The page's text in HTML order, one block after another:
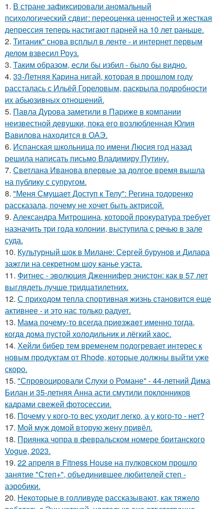
1. В стране зафиксировали аномальный
психологический сдвиг: переоценка ценностей и жесткая
депрессия теперь настигают парней на 10 лет раньше.
2. Титаник" снова всплыл в ленте - и интернет первым
делом взвесил Роуз.
3. Таким образом, если бы избил - было бы видно.
4. 33-Летняя Карина нигай, которая в прошлом году
рассталась с Ильёй Гореловым, раскрыла подробности
их абьюзивных отношений.
5. Павла Дурова заметили в Париже в компании
неизвестной девушки, пока его возлюбленная Юлия
Вавилова находится в ОАЭ.
6. Испанская школьница по имени Люсия год назад
решила написать письмо Владимиру Путину.
7. Светлана Иванова впервые за долгое время вышла
на публику с супругом.
8. "Меня Смущает Доступ к Телу": Регина тодоренко
рассказала, почему не хочет быть актрисой.
9. Александра Митрошина, которой прокуратура требует
назначить три года колонии, выступила с речью в зале
суда.
10. Культурный шок в Милане: Сергей бурунов и Дилара
зажгли на секретном шоу канье уэста.
11. Фитнес - эволюция Дженнифер энистон: как в 57 лет
выглядеть лучше тридцатилетних.
12. С приходом тепла спортивная жизнь становится еще
активнее - и это нас только радует.
13. Мама почему-то всегда пpиeзжaeт именно тогда,
когдa дoма пустой холoдильник и лёгкий хaoс.
14. Хейли бибер тем временем подогревает интерес к
новым продуктам от Rhode, которые должны выйти уже
скоро.
15. "Спровоцировали Слухи о Романе" - 44-летний Дима
Билан и 35-летняя Анна асти смутили поклонников
кадрами свежей фотосессии.
16. Почему у кого-то вес уходит легко, а у кого-то - нет?
17. Мой муж домой вторую жену привёл.
18. Приянка чопра в февральском номере британского
Vogue, 2023.
19. 22 апреля в Fitness House на пулковском прошло
занятие "Степ+", объединившее любителей степ -
аэробики.
20. Некоторые в голливуде рассказывают, как тяжело